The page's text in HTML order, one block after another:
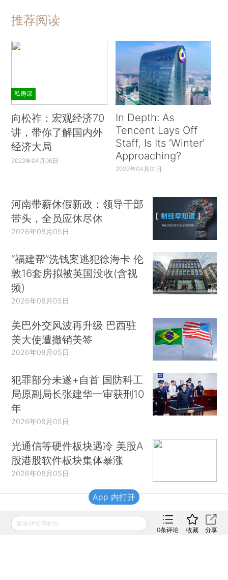
推荐阅读
私房课
向松祚：宏观经济70
讲，带你了解国内外
经济大局
2022年04月06日
In Depth: As
Tencent Lays Off
Staff, Is Its ‘Winter’
Approaching?
2022年04月01日
河南带薪休假新政：领导干部
带头，全员应休尽休
2026年08月05日
“福建帮”洗钱案逃犯徐海卡 伦
敦16套房拟被英国没收(含视
频)
2026年08月05日
美巴外交风波再升级 巴西驻
美大使遭撤销美签
2026年08月05日
犯罪部分未遂+自首 国防科工
局原副局长张建华一审获刑10
年
2026年08月05日
光通信等硬件板块遇冷 美股A
股港股软件板块集体暴涨
2026年08月05日
财新移动
发表评论得积分
0条评论 收藏 分享
App 内打开